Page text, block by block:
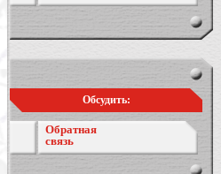
Обсудить:
Обратная
связь